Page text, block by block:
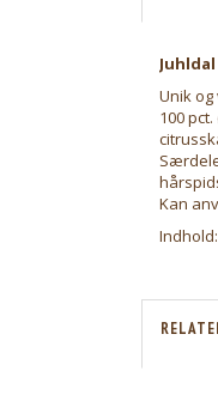
Unik
100
Kan